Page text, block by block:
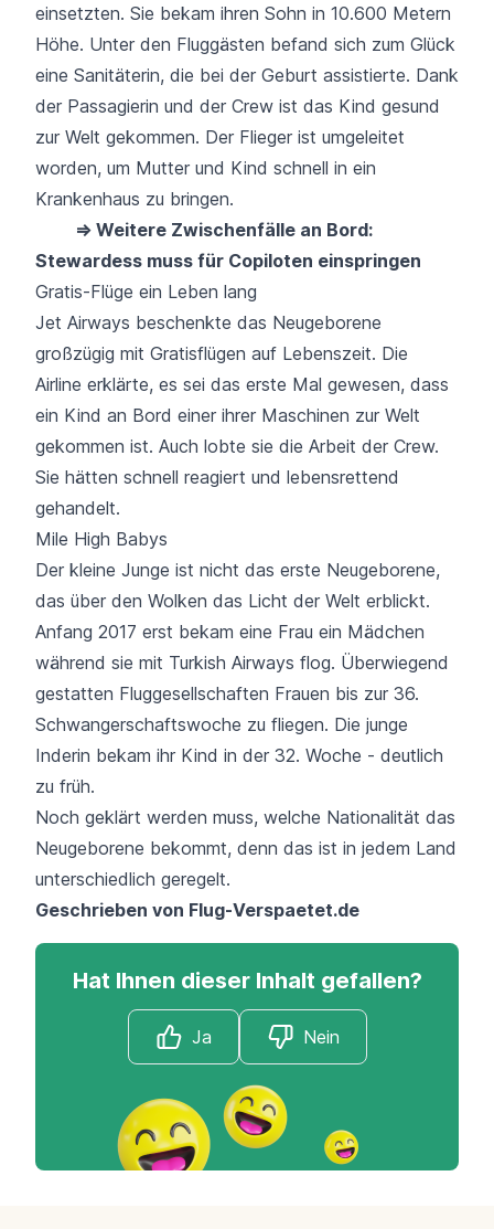
einsetzten. Sie bekam ihren Sohn in 10.600 Metern
Höhe. Unter den Fluggästen befand sich zum Glück
eine Sanitäterin, die bei der Geburt assistierte. Dank
der Passagierin und der Crew ist das Kind gesund
zur Welt gekommen. Der Flieger ist umgeleitet
worden, um Mutter und Kind schnell in ein
Krankenhaus zu bringen.
⇒ Weitere Zwischenfälle an Bord:
Stewardess muss für Copiloten einspringen
Gratis-Flüge ein Leben lang
Jet Airways beschenkte das Neugeborene
großzügig mit Gratisflügen auf Lebenszeit. Die
Airline erklärte, es sei das erste Mal gewesen, dass
ein Kind an Bord einer ihrer Maschinen zur Welt
gekommen ist. Auch lobte sie die Arbeit der Crew.
Sie hätten schnell reagiert und lebensrettend
gehandelt.
Mile High Babys
Der kleine Junge ist nicht das erste Neugeborene,
das über den Wolken das Licht der Welt erblickt.
Anfang 2017 erst bekam eine Frau ein Mädchen
während sie mit Turkish Airways flog. Überwiegend
gestatten Fluggesellschaften Frauen bis zur 36.
Schwangerschaftswoche zu fliegen. Die junge
Inderin bekam ihr Kind in der 32. Woche - deutlich
zu früh.
Noch geklärt werden muss, welche Nationalität das
Neugeborene bekommt, denn das ist in jedem Land
unterschiedlich geregelt.
Geschrieben von Flug-Verspaetet.de
Hat Ihnen dieser Inhalt gefallen?
Ja Nein